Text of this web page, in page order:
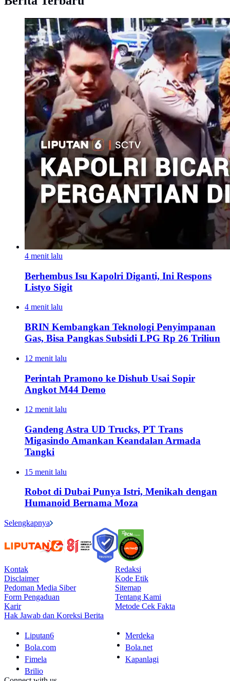
4 menit lalu
Berhembus Isu Kapolri Diganti, Ini Respons
Listyo Sigit
4 menit lalu
BRIN Kembangkan Teknologi Penyimpanan
Gas, Bisa Pangkas Subsidi LPG Rp 26 Triliun
12 menit lalu
Perintah Pramono ke Dishub Usai Sopir
Angkot M44 Demo
12 menit lalu
Gandeng Astra UD Trucks, PT Trans
Migasindo Amankan Keandalan Armada
Tangki
15 menit lalu
Robot di Dubai Punya Istri, Menikah dengan
Humanoid Bernama Moza
Selengkapnya
Kontak
Redaksi
Disclaimer
Kode Etik
Pedoman Media Siber
Sitemap
Form Pengaduan
Tentang Kami
Karir
Metode Cek Fakta
Hak Jawab dan Koreksi Berita
Liputan6
Merdeka
Bola.com
Bola.net
Fimela
Kapanlagi
Brilio